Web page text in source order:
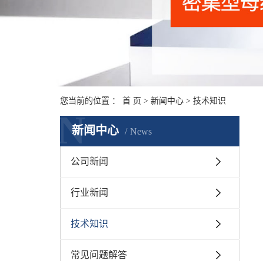
您当前的位置 ： 首 页 > 新闻中心 > 技术知识
新闻中心 News
N
公司新闻
行业新闻
技术知识
常见问题解答